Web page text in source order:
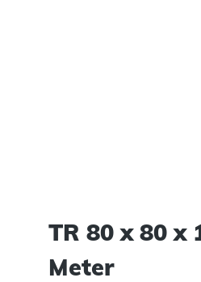
TR 80 x 80 x
Meter